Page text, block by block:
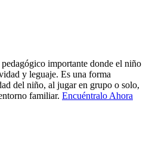
importante donde el niño
y leguaje. Es una forma
del niño, al jugar en grupo o solo,
familiar. Encuéntralo Ahora